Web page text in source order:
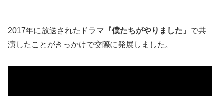
2017年に放送されたドラマ 『僕たちがやりました』 で共
演したことがきっかけで交際に発展しました。